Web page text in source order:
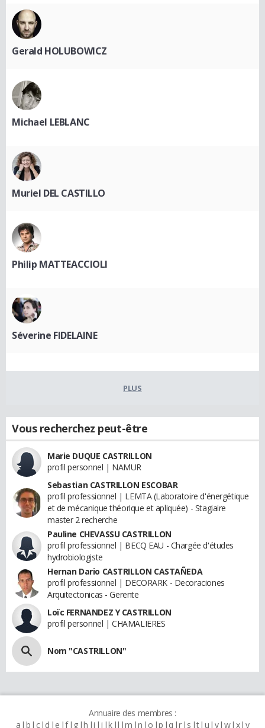
Gerald HOLUBOWICZ
Michael LEBLANC
Muriel DEL CASTILLO
Philip MATTEACCIOLI
Séverine FIDELAINE
PLUS
Vous recherchez peut-être
Marie DUQUE CASTRILLON
profil personnel | NAMUR
Sebastian CASTRILLON ESCOBAR
profil professionnel | LEMTA (Laboratoire d'énergétique
et de mécanique théorique et apliquée) - Stagiaire
master 2 recherche
Pauline CHEVASSU CASTRILLON
profil professionnel | BECQ EAU - Chargée d'études
hydrobiologiste
Hernan Dario CASTRILLON CASTAÑEDA
profil professionnel | DECORARK - Decoraciones
Arquitectonicas - Gerente
Loïc FERNANDEZ Y CASTRILLON
profil personnel | CHAMALIERES
Nom "CASTRILLON"
Annuaire des membres :
a b c d e f g h i j k l m n o p q r s t u v w x y